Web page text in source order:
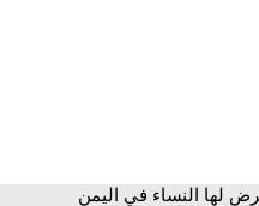
لها النساء في اليمن